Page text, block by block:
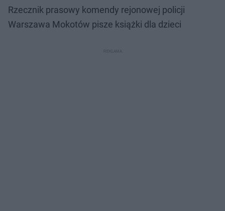
Rzecznik prasowy komendy rejonowej policji
Warszawa Mokotów pisze książki dla dzieci